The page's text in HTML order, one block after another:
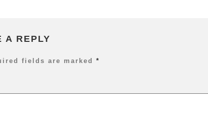
A REPLY
fields are marked*